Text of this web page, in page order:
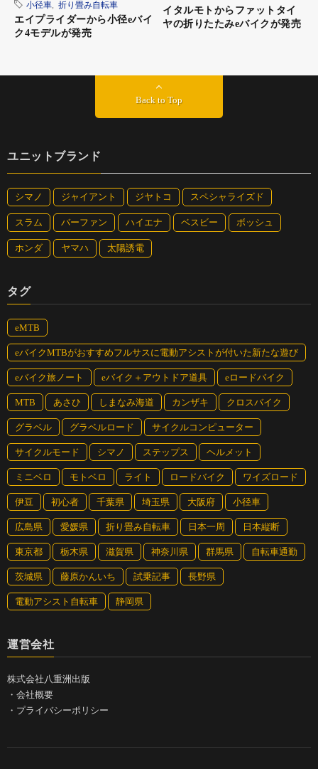
小径車
折り畳み自転車
エイプライダーから小径eバイ
ク4モデルが発売
イタルモトからファットタイ
ヤの折りたたみeバイクが発売
Back to Top
ユニットブランド
シマノ ジャイアント ジヤトコ スペシャライズド
スラム バーファン ハイエナ ベスビー ボッシュ
ホンダ ヤマハ 太陽誘電
タグ
eMTB
eバイクMTBがおすすめフルサスに電動アシストが付いた新たな遊び
eバイク旅ノート eバイク＋アウトドア道具 eロードバイク
MTB あさひ しまなみ海道 カンザキ クロスバイク
グラベル グラベルロード サイクルコンピューター
サイクルモード シマノ ステップス ヘルメット
ミニベロ モトベロ ライト ロードバイク ワイズロード
伊豆 初心者 千葉県 埼玉県 大阪府 小径車
広島県 愛媛県 折り畳み自転車 日本一周 日本縦断
東京都 栃木県 滋賀県 神奈川県 群馬県 自転車通勤
茨城県 藤原かんいち 試乗記事 長野県
電動アシスト自転車 静岡県
運営会社
株式会社八重洲出版
・ 会社概要
・ プライバシーポリシー